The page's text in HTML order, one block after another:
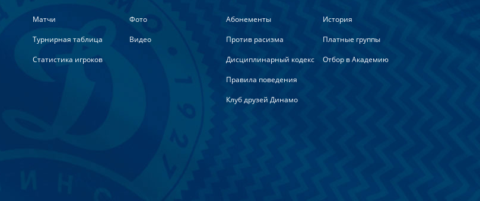
Матчи
Турнирная таблица
Статистика игроков
Фото
Видео
Абонементы
Против расизма
Дисциплинарный кодекс
Правила поведения
Клуб друзей Динамо
История
Платные группы
Отбор в Академию